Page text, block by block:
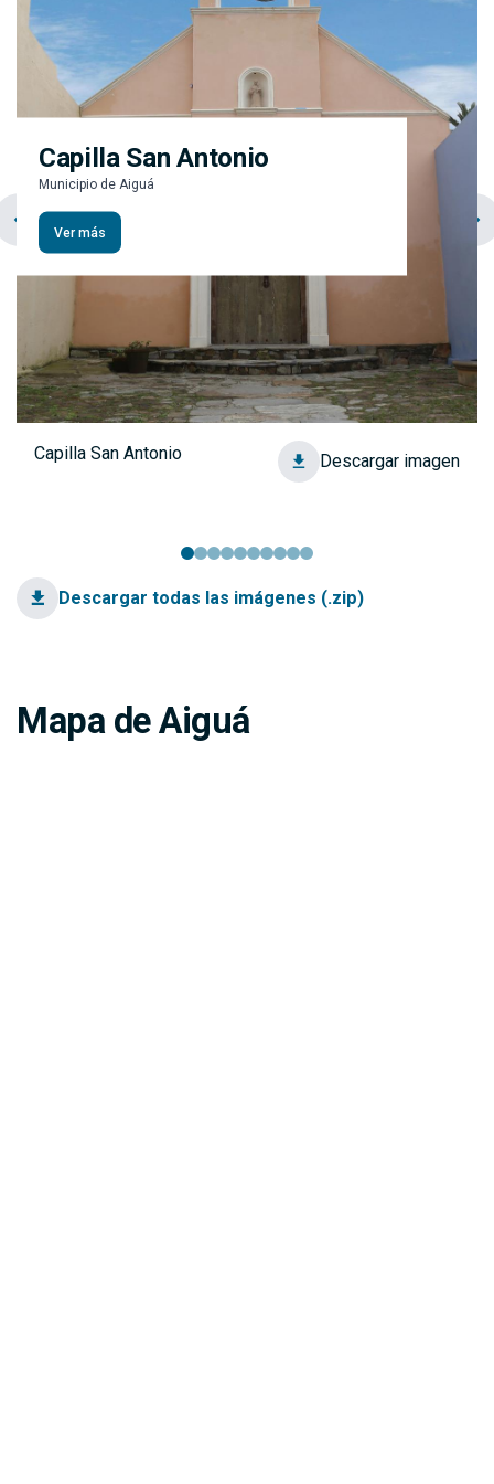
Capilla San Antonio
Municipio de Aiguá
Ver más
Capilla San Antonio Descargar imagen
chevron_left navigate_next
Descargar todas las imágenes (.zip)
Mapa de Aiguá